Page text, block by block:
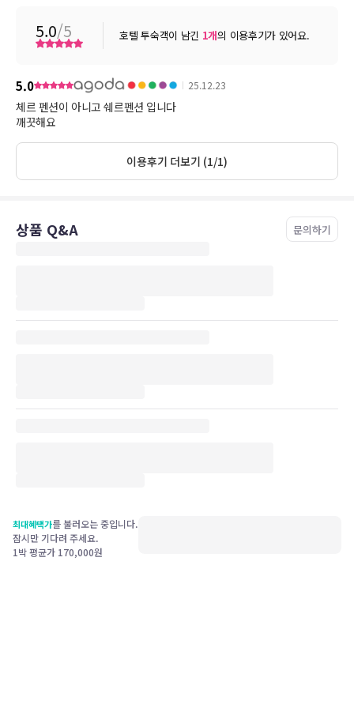
5.0/5 호텔 투숙객이 남긴 1개의 이용후기가 있어요.
5.0 25.12.23
체르 펜션이 아니고 쉐르펜션 입니다
깨끗해요
이용후기 더보기 (1/1)
상품 Q&A 문의하기
최대혜택가를 불러오는 중입니다.
잠시만 기다려 주세요.
1박 평균가 170,000원